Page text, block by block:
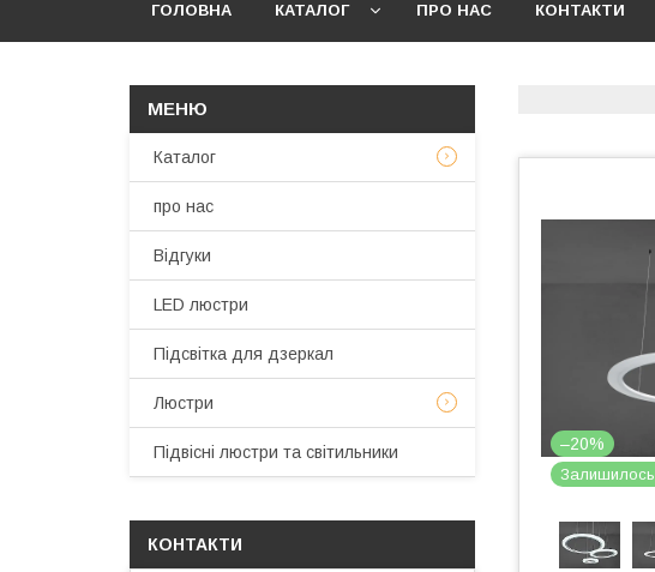
ГОЛОВНА КАТАЛОГ ПРО НАС КОНТАКТИ
–20%
Залишилось
Каталог
про нас
Відгуки
LED люстри
Підсвітка для дзеркал
Люстри
Підвісні люстри та світильники
КОНТАКТИ